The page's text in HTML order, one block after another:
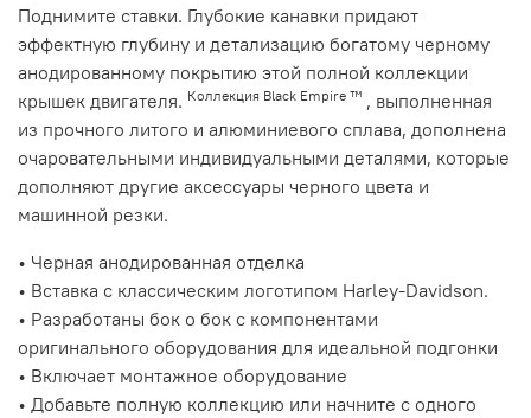
Поднимите ставки. Глубокие канавки придают
эффектную глубину и детализацию богатому черному
анодированному покрытию этой полной коллекции
крышек двигателя. Коллекция Black Empire ™ , выполненная
из прочного литого и алюминиевого сплава, дополнена
очаровательными индивидуальными деталями, которые
дополняют другие аксессуары черного цвета и
машинной резки.
• Черная анодированная отделка
• Вставка с классическим логотипом Harley-Davidson.
• Разработаны бок о бок с компонентами
оригинального оборудования для идеальной подгонки
• Включает монтажное оборудование
• Добавьте полную коллекцию или начните с одного